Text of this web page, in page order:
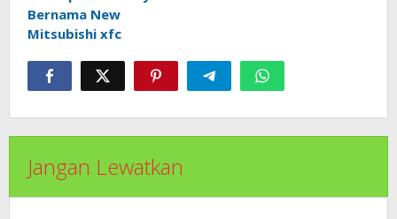
Bernama New
Mitsubishi xfc
Jangan Lewatkan